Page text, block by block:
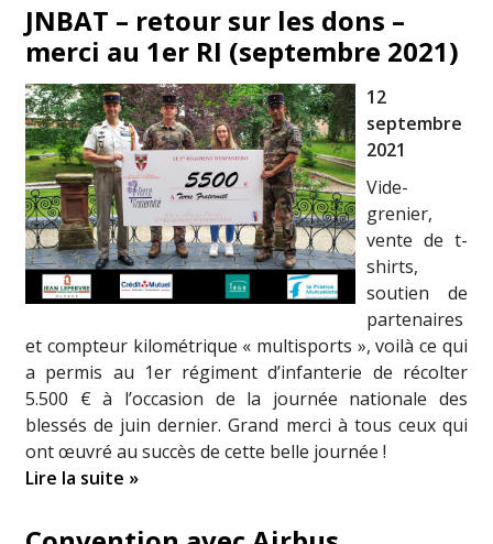
JNBAT – retour sur les dons –
merci au 1er RI (septembre 2021)
12
septembre
2021
Vide-
grenier,
vente de t-
shirts,
soutien de
partenaires
et compteur kilométrique « multisports », voilà ce qui
a permis au 1er régiment d’infanterie de récolter
5.500 € à l’occasion de la journée nationale des
blessés de juin dernier. Grand merci à tous ceux qui
ont œuvré au succès de cette belle journée !
Lire la suite »